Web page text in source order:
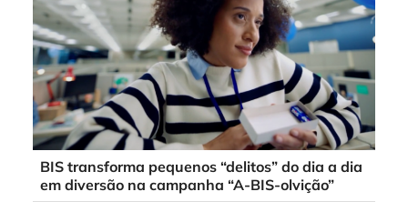
BIS transforma pequenos “delitos” do dia a dia
em diversão na campanha “A-BIS-olvição”